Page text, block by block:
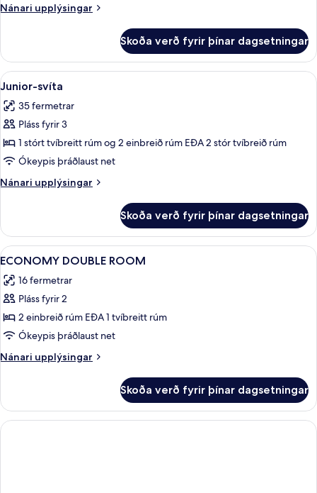
Nánari upplýsingar
Nánari
herbergi
Skoða verð fyrir þínar dagsetningar
Skoða
allar
myndir
fyrir
Junior-
svíta
Junior-svíta | Míníbar, skrifborð,
11
Junior-svíta
35 fermetrar
Pláss fyrir 3
1 stórt tvíbreitt rúm og 2 einbreið rúm EÐA 2 stór tvíbreið rúm
Ókeypis þráðlaust net
Nánari upplýsingar
Nánari
svíta
Skoða verð fyrir þínar dagsetningar
Skoða
allar
myndir
fyrir
ECONOMY
DOUBLE
ROOM
Míníbar, skrifborð, myrkratjöld/-
5
ECONOMY DOUBLE ROOM
16 fermetrar
Pláss fyrir 2
2 einbreið rúm EÐA 1 tvíbreitt rúm
Ókeypis þráðlaust net
Nánari upplýsingar
Nánari
DOUBLE
ROOM
Skoða verð fyrir þínar dagsetningar